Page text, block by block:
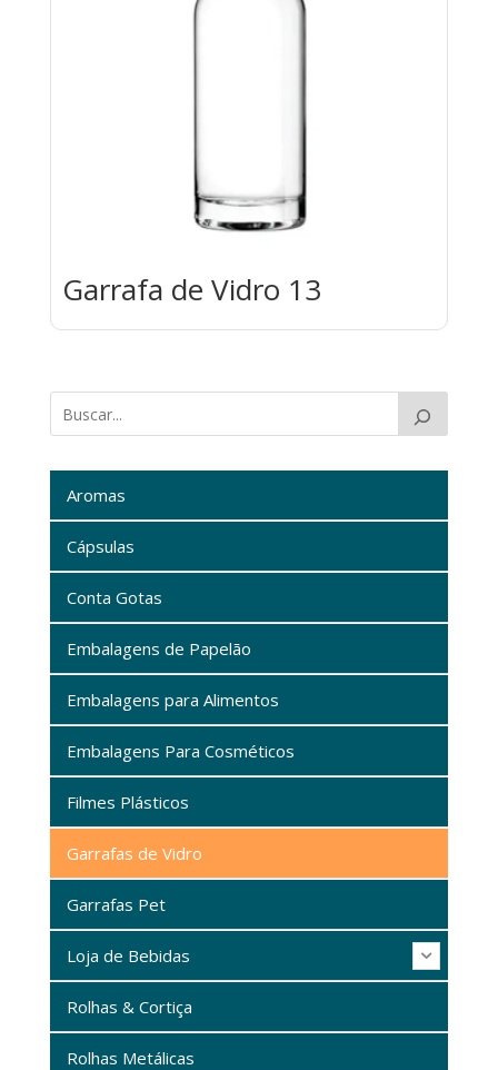
Garrafa de Vidro 13
Aromas
Cápsulas
Conta Gotas
Embalagens de Papelão
Embalagens para Alimentos
Embalagens Para Cosméticos
Filmes Plásticos
Garrafas de Vidro
Garrafas Pet
Loja de Bebidas
Rolhas & Cortiça
Rolhas Metálicas